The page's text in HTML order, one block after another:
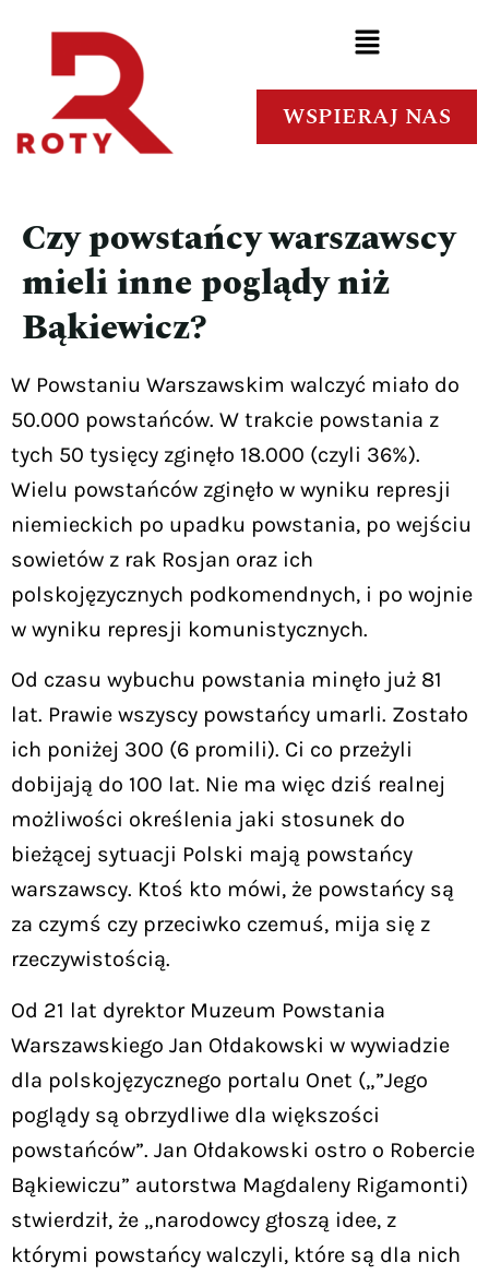
WSPIERAJ NAS
Czy powstańcy warszawscy
mieli inne poglądy niż
Bąkiewicz?
W Powstaniu Warszawskim walczyć miało do
50.000 powstańców. W trakcie powstania z
tych 50 tysięcy zginęło 18.000 (czyli 36%).
Wielu powstańców zginęło w wyniku represji
niemieckich po upadku powstania, po wejściu
sowietów z rak Rosjan oraz ich
polskojęzycznych podkomendnych, i po wojnie
w wyniku represji komunistycznych.
Od czasu wybuchu powstania minęło już 81
lat. Prawie wszyscy powstańcy umarli. Zostało
ich poniżej 300 (6 promili). Ci co przeżyli
dobijają do 100 lat. Nie ma więc dziś realnej
możliwości określenia jaki stosunek do
bieżącej sytuacji Polski mają powstańcy
warszawscy. Ktoś kto mówi, że powstańcy są
za czymś czy przeciwko czemuś, mija się z
rzeczywistością.
Od 21 lat dyrektor Muzeum Powstania
Warszawskiego Jan Ołdakowski w wywiadzie
dla polskojęzycznego portalu Onet („”Jego
poglądy są obrzydliwe dla większości
powstańców”. Jan Ołdakowski ostro o Robercie
Bąkiewiczu” autorstwa Magdaleny Rigamonti)
stwierdził, że „narodowcy głoszą idee, z
którymi powstańcy walczyli, które są dla nich